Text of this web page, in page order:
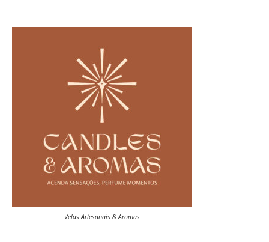
Velas Artesanais & Aromas